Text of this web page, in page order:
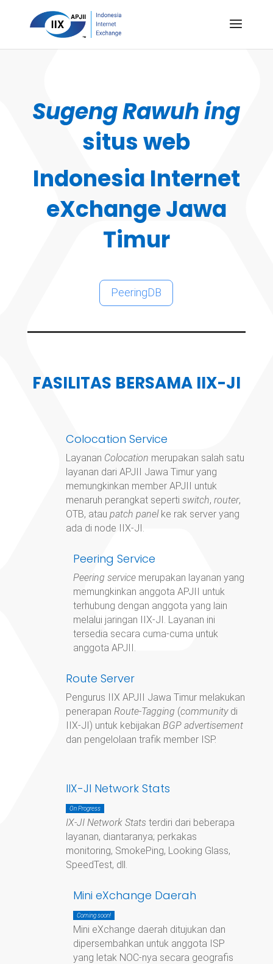
Sugeng Rawuh ing
situs web
Indonesia Internet
eXchange Jawa
Timur
PeeringDB
FASILITAS BERSAMA IIX-JI
Colocation Service
Layanan Colocation merupakan salah satu
layanan dari APJII Jawa Timur yang
memungkinkan member APJII untuk
menaruh perangkat seperti switch, router,
OTB, atau patch panelke rak server yang
ada di node IIX-JI.
Peering Service
Peering servicemerupakan layanan yang
memungkinkan anggota APJII untuk
terhubung dengan anggota yang lain
melalui jaringan IIX-JI. Layanan ini
tersedia secara cuma-cuma untuk
anggota APJII.
Route Server
Pengurus IIX APJII Jawa Timur melakukan
penerapan Route-Tagging (communitydi
IIX-JI) untuk kebijakan BGP advertisement
dan pengelolaan trafik member ISP.
IIX-JI Network Stats
On Progress
IX-JI Network Stats terdiri dari beberapa
layanan, diantaranya; perkakas
monitoring, SmokePing, Looking Glass,
SpeedTest, dll.
Mini eXchange Daerah
Coming soon!
Mini eXchange daerah ditujukan dan
dipersembahkan untuk anggota ISP
yang letak NOC-nya secara geografis